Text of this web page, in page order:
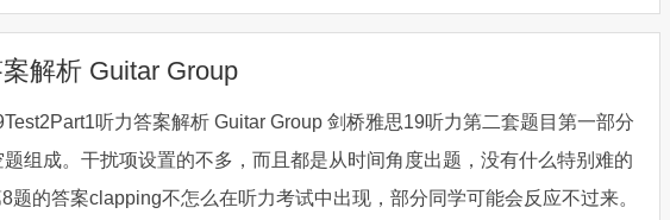
解析 Guitar Group
听力答案解析 Guitar Group 剑桥雅思19听力第二套题目第一部分
题组成。干扰项设置的不多，而且都是从时间角度出题，没有什么特别难的
题的答案clapping不怎么在听力考试中出现，部分同学可能会反应不过来。